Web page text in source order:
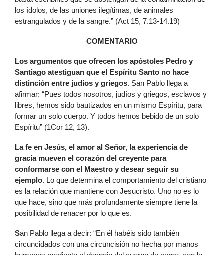
los ídolos, de las uniones ilegítimas, de animales
estrangulados y de la sangre.” (Act 15, 7.13-14.19)
COMENTARIO
Los argumentos que ofrecen los apóstoles Pedro y
Santiago atestiguan que el Espíritu Santo no hace
distinción entre judíos y griegos. San Pablo llega a
afirmar: “Pues todos nosotros, judíos y griegos, esclavos y
libres, hemos sido bautizados en un mismo Espíritu, para
formar un solo cuerpo. Y todos hemos bebido de un solo
Espíritu” (1Cor 12, 13).
La fe en Jesús, el amor al Señor, la experiencia de
gracia mueven el corazón del creyente para
conformarse con el Maestro y desear seguir su
ejemplo. Lo que determina el comportamiento del cristiano
es la relación que mantiene con Jesucristo. Uno no es lo
que hace, sino que más profundamente siempre tiene la
posibilidad de renacer por lo que es.
San Pablo llega a decir: “En él habéis sido también
circuncidados con una circuncisión no hecha por manos